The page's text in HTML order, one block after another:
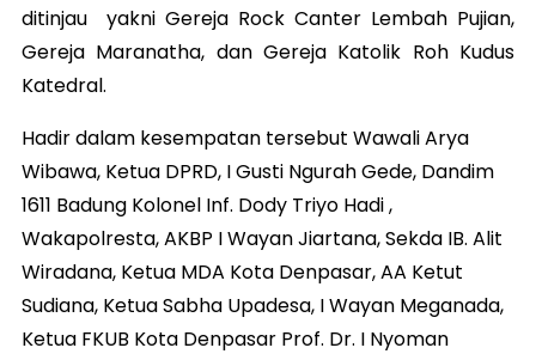
ditinjau yakni Gereja Rock Canter Lembah Pujian,
Gereja Maranatha, dan Gereja Katolik Roh Kudus
Katedral.
Hadir dalam kesempatan tersebut Wawali Arya
Wibawa, Ketua DPRD, I Gusti Ngurah Gede, Dandim
1611 Badung Kolonel Inf. Dody Triyo Hadi ,
Wakapolresta, AKBP I Wayan Jiartana, Sekda IB. Alit
Wiradana, Ketua MDA Kota Denpasar, AA Ketut
Sudiana, Ketua Sabha Upadesa, I Wayan Meganada,
Ketua FKUB Kota Denpasar Prof. Dr. I Nyoman